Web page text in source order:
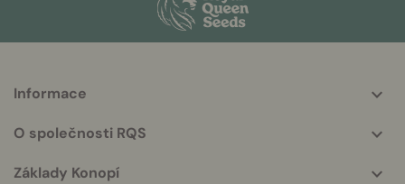
info
Informace
O společnosti RQS
Základy Konopí